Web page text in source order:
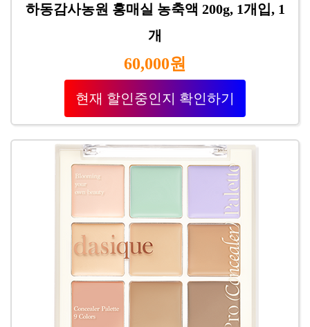
하동감사농원 홍매실 농축액 200g, 1개입, 1
개
60,000원
현재 할인중인지 확인하기